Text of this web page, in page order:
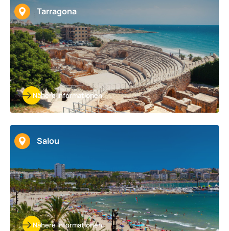
Tarragona
Nähere Informationen
Salou
Nähere Informationen